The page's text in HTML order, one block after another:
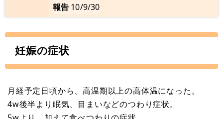
報告 10/9/30
妊娠の症状
月経予定日頃から、高温期以上の高体温になった。
4w後半より眠気、目まいなどのつわり症状。